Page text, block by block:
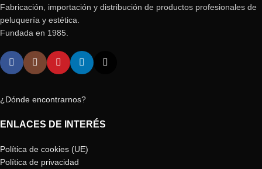
Fabricación, importación y distribución de productos profesionales de
peluquería y estética.
Fundada en 1985.
¿Dónde encontrarnos?
ENLACES DE INTERÉS
Política de cookies (UE)
Política de privacidad